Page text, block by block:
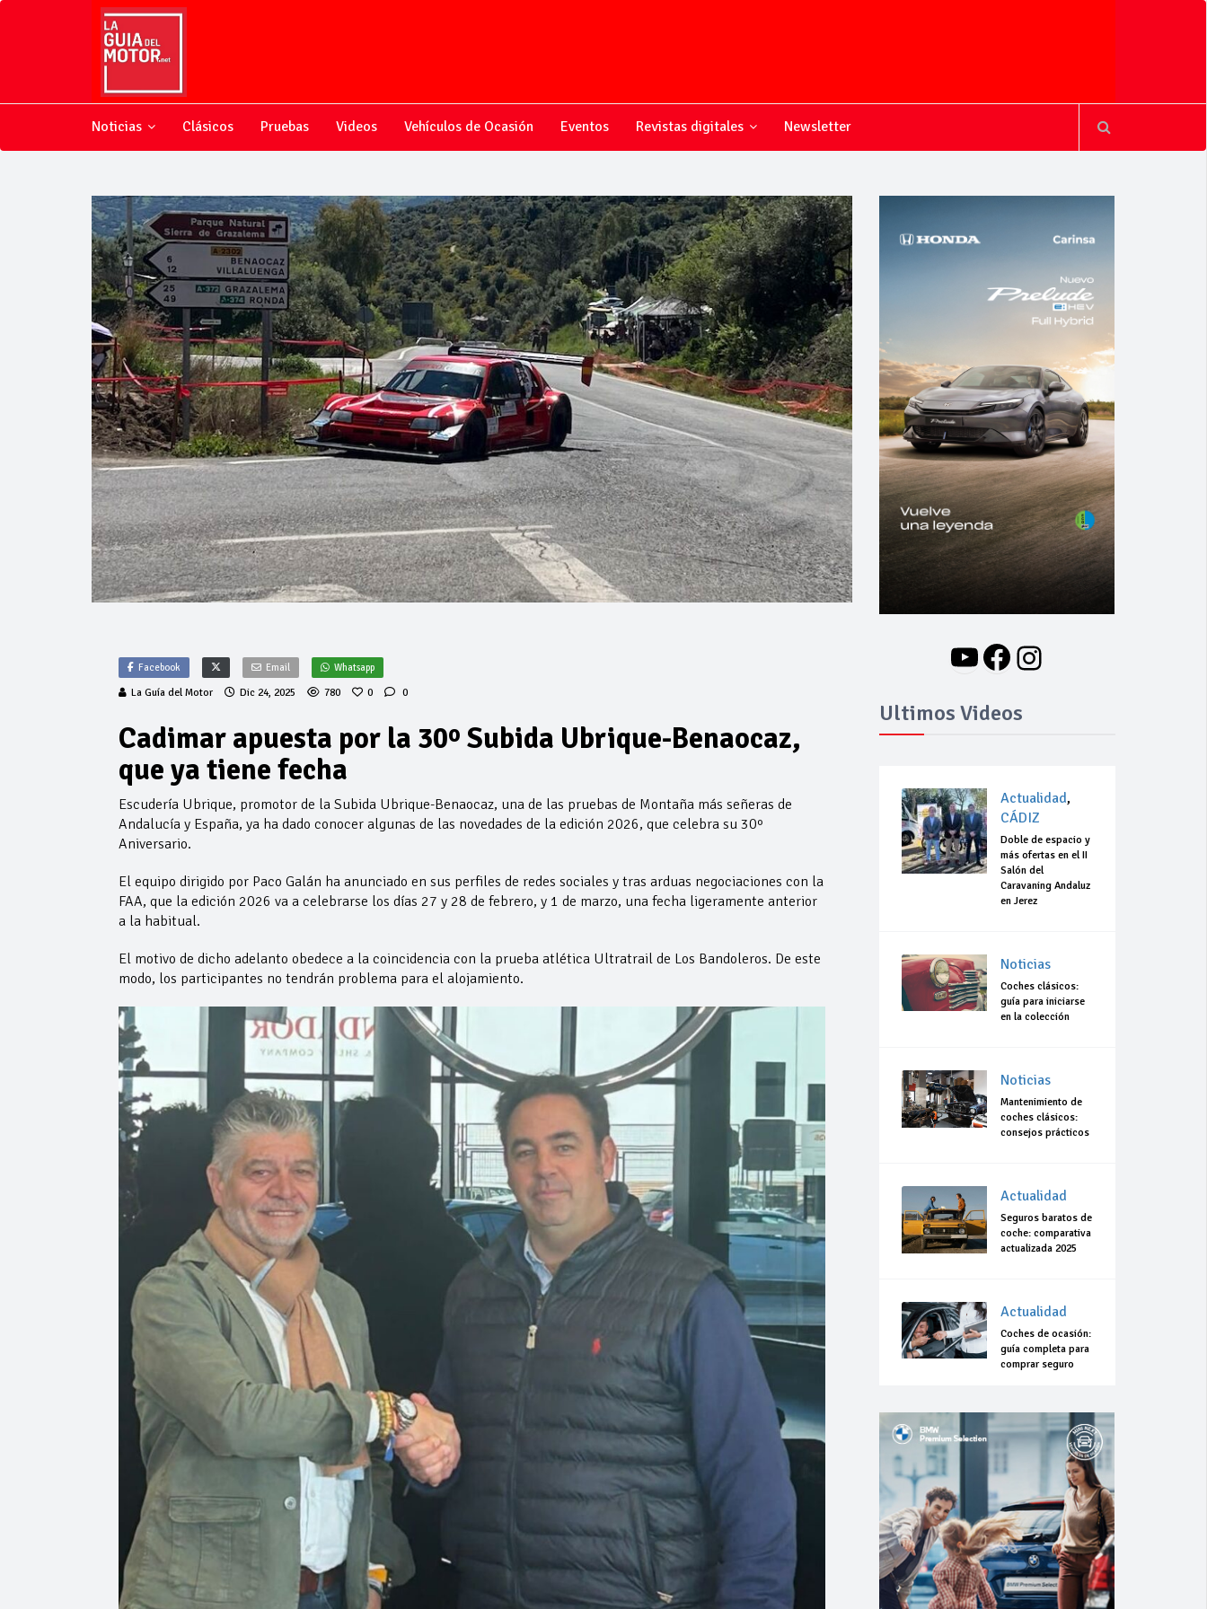
Noticias Clásicos Pruebas Videos Vehículos de Ocasión Eventos Revistas digitales Newsletter
Facebook Email Whatsapp
La Guía del Motor Dic 24, 2025 780 0 0
Cadimar apuesta por la 30º Subida Ubrique-Benaocaz,
que ya tiene fecha
Escudería Ubrique, promotor de la Subida Ubrique-Benaocaz, una de las pruebas de Montaña más señeras de
Andalucía y España, ya ha dado conocer algunas de las novedades de la edición 2026, que celebra su 30º
Aniversario.
El equipo dirigido por Paco Galán ha anunciado en sus perfiles de redes sociales y tras arduas negociaciones con la
FAA, que la edición 2026 va a celebrarse los días 27 y 28 de febrero, y 1 de marzo, una fecha ligeramente anterior
a la habitual.
El motivo de dicho adelanto obedece a la coincidencia con la prueba atlética Ultratrail de Los Bandoleros. De este
modo, los participantes no tendrán problema para el alojamiento.
YouTube
Facebook
Instagram
Ultimos Videos
Actualidad,
CÁDIZ
Doble de espacio y
más ofertas en el II
Salón del
Caravaning Andaluz
en Jerez
Noticias
Coches clásicos:
guía para iniciarse
en la colección
Noticias
Mantenimiento de
coches clásicos:
consejos prácticos
Actualidad
Seguros baratos de
coche: comparativa
actualizada 2025
Actualidad
Coches de ocasión:
guía completa para
comprar seguro